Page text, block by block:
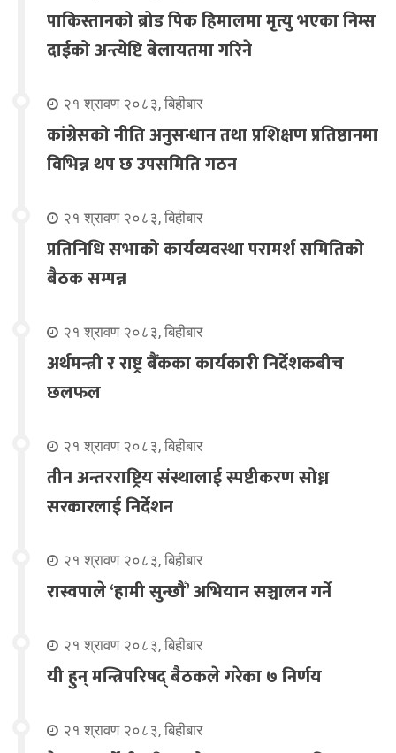
पाकिस्तानको ब्रोड पिक हिमालमा मृत्यु भएका निम्स
दाईको अन्त्येष्टि बेलायतमा गरिने
२१ श्रावण २०८३, बिहीबार
कांग्रेसको नीति अनुसन्धान तथा प्रशिक्षण प्रतिष्ठानमा
विभिन्न थप छ उपसमिति गठन
२१ श्रावण २०८३, बिहीबार
प्रतिनिधि सभाको कार्यव्यवस्था परामर्श समितिको
बैठक सम्पन्न
२१ श्रावण २०८३, बिहीबार
अर्थमन्त्री र राष्ट्र बैंकका कार्यकारी निर्देशकबीच
छलफल
२१ श्रावण २०८३, बिहीबार
तीन अन्तरराष्ट्रिय संस्थालाई स्पष्टीकरण सोध्न
सरकारलाई निर्देशन
२१ श्रावण २०८३, बिहीबार
रास्वपाले ‘हामी सुन्छौँ’ अभियान सञ्चालन गर्ने
२१ श्रावण २०८३, बिहीबार
यी हुन् मन्त्रिपरिषद् बैठकले गरेका ७ निर्णय
२१ श्रावण २०८३, बिहीबार